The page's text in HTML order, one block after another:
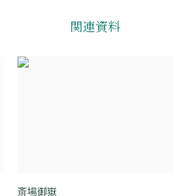
関連資料
斎場御嶽